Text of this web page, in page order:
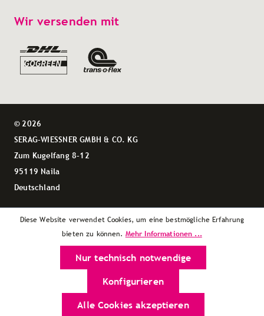
Wir versenden mit
© 2026
SERAG-WIESSNER GMBH & CO. KG
Zum Kugelfang 8–12
95119 Naila
Deutschland
Diese Website verwendet Cookies, um eine bestmögliche Erfahrung
bieten zu können. Mehr Informationen ...
Nur technisch notwendige
Konfigurieren
Alle Cookies akzeptieren